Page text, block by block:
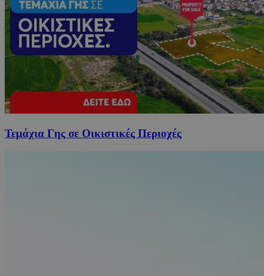
Τεμάχια Γης σε Οικιστικές Περιοχές